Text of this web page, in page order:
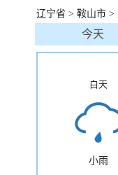
辽宁省 > 鞍山市 >
今天
白天
小雨